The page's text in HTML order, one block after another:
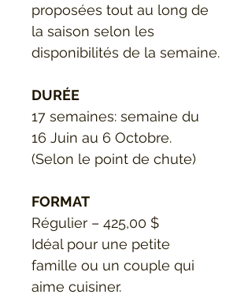
proposées tout au long de
la saison selon les
disponibilités de la semaine.
DURÉE
17 semaines: semaine du
16 Juin au 6 Octobre.
(Selon le point de chute)
FORMAT
Régulier – 425,00 $
Idéal pour une petite
famille ou un couple qui
aime cuisiner.